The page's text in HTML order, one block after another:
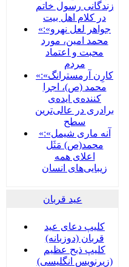
زندگانی رسول خاتم
در کلام اهل بیت
«جواهر لعل نهرو»:
محمد امین، مورد
محبت و اعتماد
مردم
«کارِن آرمسترانگ»:
محمد (ص)، اجرا
کننده‌ی ایده‌ی
برادری در عالی‌ترین
سطح
«آنه ماری شیمل»:
محمد(ص) مَثَل
اعلای همه
زیبایی‌های انسان
عید قربان
کلیپ دعای عید
قربان (دوزبانه)
کلیپ ذبح عظیم
(زیرنویس انگلیسی)